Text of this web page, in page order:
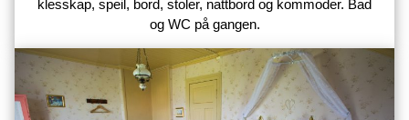
klesskap, speil, bord, stoler, nattbord og kommoder. Bad
og WC på gangen.